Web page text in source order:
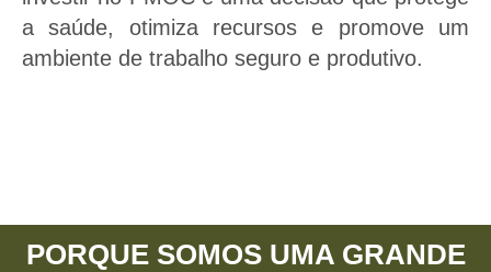
a saúde, otimiza recursos e promove um
ambiente de trabalho seguro e produtivo.
PORQUE SOMOS UMA GRANDE